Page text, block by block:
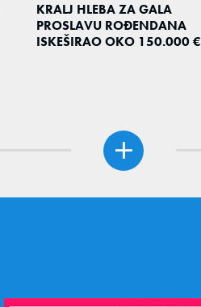
KRALJ HLEBA ZA GALA
PROSLAVU ROĐENDANA
ISKEŠIRAO OKO 150.000 €